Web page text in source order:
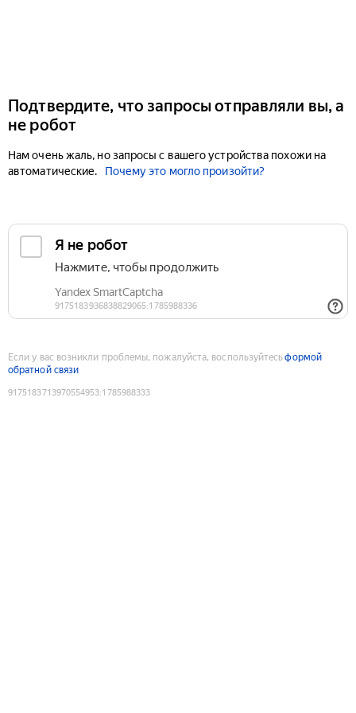
Подтвердите, что запросы отправляли вы, а
не робот
Нам очень жаль, но запросы с вашего устройства похожи на
автоматические.
Почему это могло произойти?
Если у вас возникли проблемы, пожалуйста, воспользуйтесьформой
обратной связи
9175183713970554953:1785988333